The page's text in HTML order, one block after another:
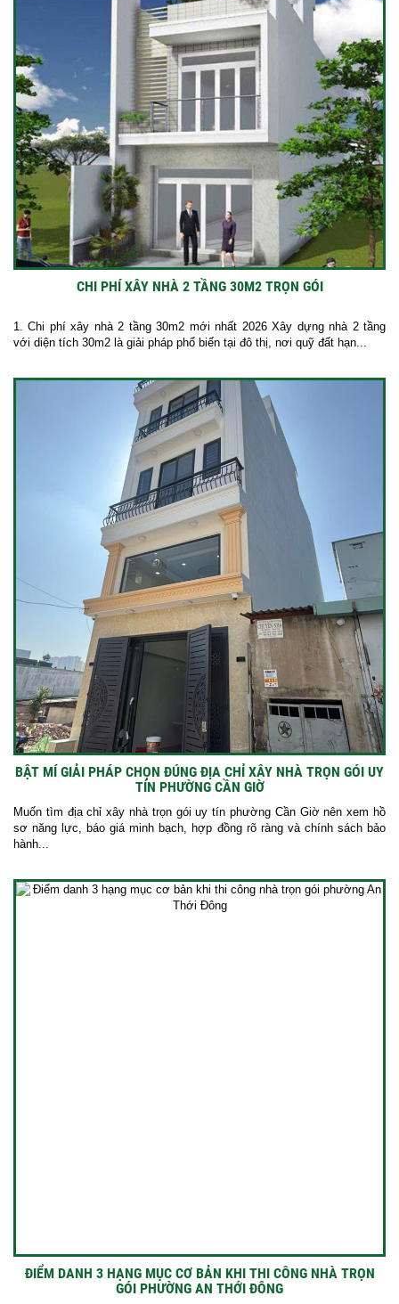
CHI PHÍ XÂY NHÀ 2 TẦNG 30M2 TRỌN GÓI
1. Chi phí xây nhà 2 tầng 30m2 mới nhất 2026 Xây dựng nhà 2 tầng
với diện tích 30m2 là giải pháp phổ biến tại đô thị, nơi quỹ đất hạn...
BẬT MÍ GIẢI PHÁP CHỌN ĐÚNG ĐỊA CHỈ XÂY NHÀ TRỌN GÓI UY
TÍN PHƯỜNG CẦN GIỜ
Muốn tìm địa chỉ xây nhà trọn gói uy tín phường Cần Giờ nên xem hồ
sơ năng lực, báo giá minh bạch, hợp đồng rõ ràng và chính sách bảo
hành...
ĐIỂM DANH 3 HẠNG MỤC CƠ BẢN KHI THI CÔNG NHÀ TRỌN
GÓI PHƯỜNG AN THỚI ĐÔNG